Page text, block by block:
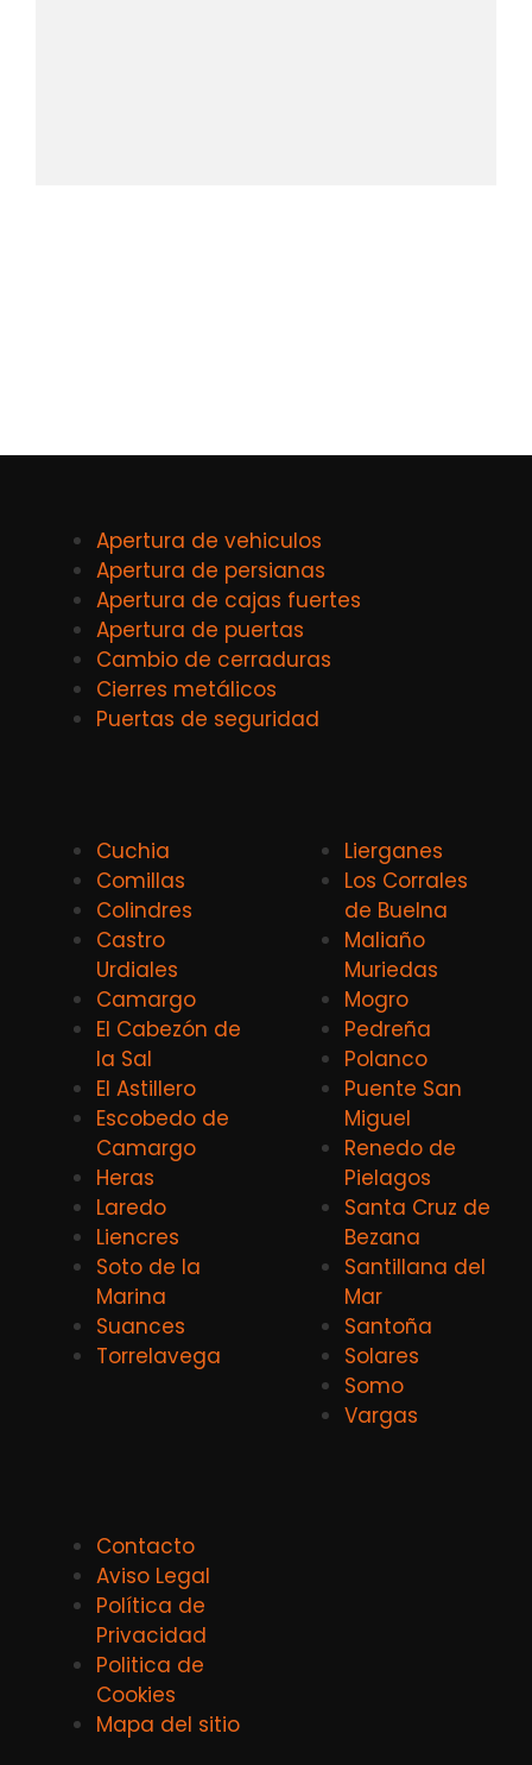
Apertura de vehiculos
Apertura de persianas
Apertura de cajas fuertes
Apertura de puertas
Cambio de cerraduras
Cierres metálicos
Puertas de seguridad
Cuchia
Comillas
Colindres
Castro
Urdiales
Camargo
El Cabezón de
la Sal
El Astillero
Escobedo de
Camargo
Heras
Laredo
Liencres
Soto de la
Marina
Suances
Torrelavega
Lierganes
Los Corrales
de Buelna
Maliaño
Muriedas
Mogro
Pedreña
Polanco
Puente San
Miguel
Renedo de
Pielagos
Santa Cruz de
Bezana
Santillana del
Mar
Santoña
Solares
Somo
Vargas
Contacto
Aviso Legal
Política de
Privacidad
Politica de
Cookies
Mapa del sitio